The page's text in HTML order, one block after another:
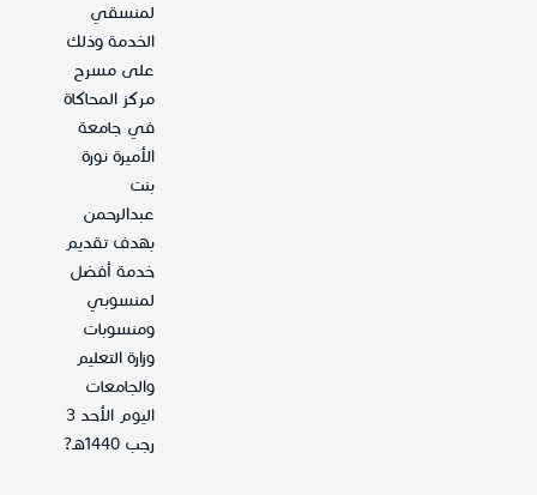
لمنسقي
الخدمة وذلك
على مسرح
مركز المحاكاة
في جامعة
الأميرة نورة
بنت
عبدالرحمن
بهدف تقديم
خدمة أفضل
لمنسوبي
ومنسوبات
وزارة التعليم
والجامعات
اليوم الأحد 3
رجب 1440هـ?